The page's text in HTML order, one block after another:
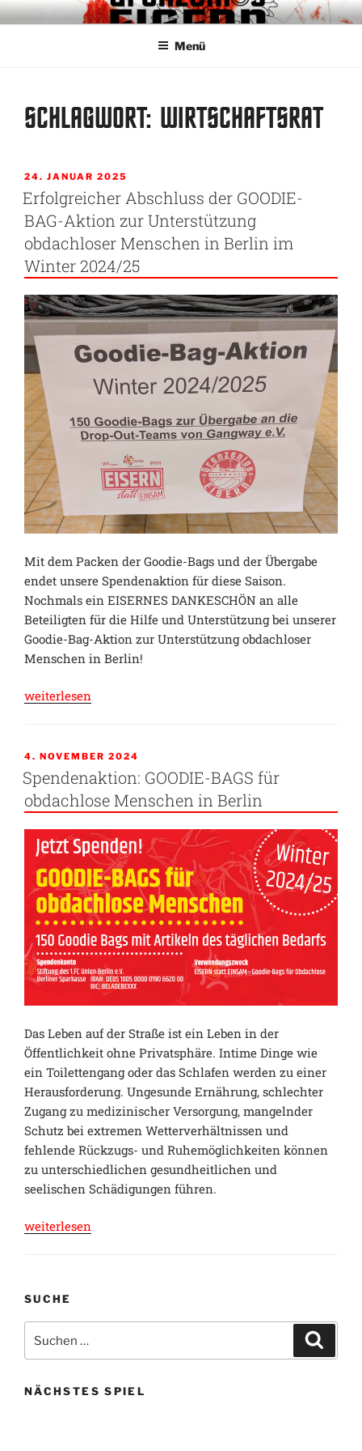
Zum
InhaltGRENZENLOS EISERN
Fanclub für Respekt und Toleranz im Stadion
Menü
SCHLAGWORT: WIRTSCHAFTSRAT
VERÖFFENTLICHT
AM
24. JANUAR 2025
Erfolgreicher Abschluss der GOODIE-
BAG-Aktion zur Unterstützung
obdachloser Menschen in Berlin im
Winter 2024/25
Mit dem Packen der Goodie-Bags und der Übergabe
endet unsere Spendenaktion für diese Saison.
Nochmals ein EISERNES DANKESCHÖN an alle
Beteiligten für die Hilfe und Unterstützung bei unserer
Goodie-Bag-Aktion zur Unterstützung obdachloser
Menschen in Berlin!
„Erfolgreicher
GOODIE-
BAG-
Aktion
zur
Unterstützung
obdachloser
Menschen
in
Berlin
im
Winter
2024/25“
weiterlesen
VERÖFFENTLICHT
AM
4. NOVEMBER 2024
Spendenaktion: GOODIE-BAGS für
obdachlose Menschen in Berlin
Das Leben auf der Straße ist ein Leben in der
Öffentlichkeit ohne Privatsphäre. Intime Dinge wie
ein Toilettengang oder das Schlafen werden zu einer
Herausforderung. Ungesunde Ernährung, schlechter
Zugang zu medizinischer Versorgung, mangelnder
Schutz bei extremen Wetterverhältnissen und
fehlende Rückzugs- und Ruhemöglichkeiten können
zu unterschiedlichen gesundheitlichen und
seelischen Schädigungen führen.
„Spendenaktion:
obdachlose
Menschen
in
Berlin“
weiterlesen
SUCHE
nach:
NÄCHSTES SPIEL